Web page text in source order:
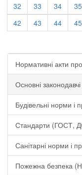
32
33 34 35
42
43 44 45
Нормативні акти
Основні законодавчі
Будівельні норми
Стандарти (ГОСТ,
Санітарні норми і
Пожежна безпека